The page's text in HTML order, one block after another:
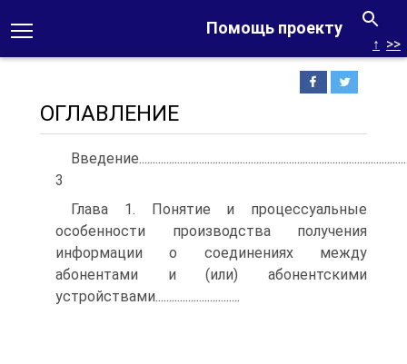
Помощь проекту
↑ >>
ОГЛАВЛЕНИЕ
3
Глава 1. Понятие и процессуальные
особенности производства получения
информации о соединениях между
абонентами и (или) абонентскими
устройствами...............................